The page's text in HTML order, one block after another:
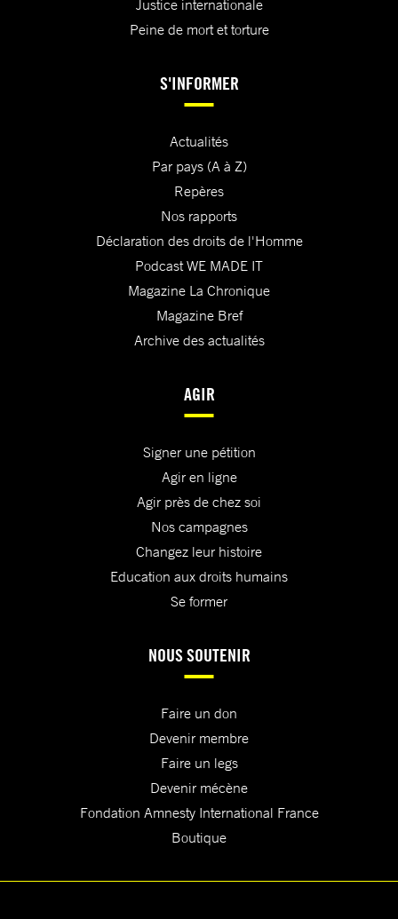
Justice internationale
Peine de mort et torture
S'INFORMER
Actualités
Par pays (A à Z)
Repères
Nos rapports
Déclaration des droits de l'Homme
Podcast WE MADE IT
Magazine La Chronique
Magazine Bref
Archive des actualités
AGIR
Signer une pétition
Agir en ligne
Agir près de chez soi
Nos campagnes
Changez leur histoire
Education aux droits humains
Se former
NOUS SOUTENIR
Faire un don
Devenir membre
Faire un legs
Devenir mécène
Fondation Amnesty International France
Boutique